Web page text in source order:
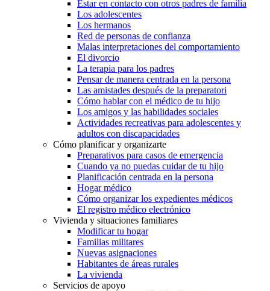
Estar en contacto con otros padres de familia
Los adolescentes
Los hermanos
Red de personas de confianza
Malas interpretaciones del comportamiento
El divorcio
La terapia para los padres
Pensar de manera centrada en la persona
Las amistades después de la preparatori
Cómo hablar con el médico de tu hijo
Los amigos y las habilidades sociales
Actividades recreativas para adolescentes y
adultos con discapacidades
Cómo planificar y organizarte
Preparativos para casos de emergencia
Cuando ya no puedas cuidar de tu hijo
Planificación centrada en la persona
Hogar médico
Cómo organizar los expedientes médicos
El registro médico electrónico
Vivienda y situaciones familiares
Modificar tu hogar
Familias militares
Nuevas asignaciones
Habitantes de áreas rurales
La vivienda
Servicios de apoyo